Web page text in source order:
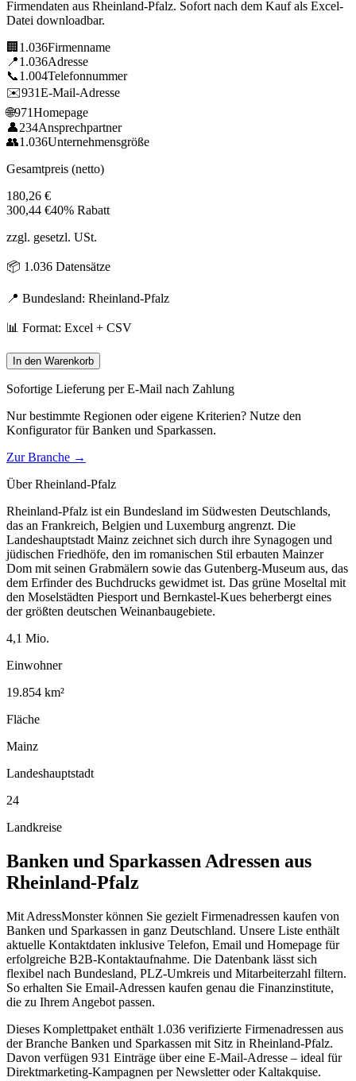
Firmendaten aus Rheinland-Pfalz. Sofort nach dem Kauf als Excel-
Datei downloadbar.
🏢 1.036Firmenname
📍1.036Adresse
📞1.004Telefonnummer
✉️931E-Mail-Adresse
🌐971Homepage
👤234Ansprechpartner
👥1.036Unternehmensgröße
Gesamtpreis (netto)
180,26 €
300,44 €40% Rabatt
zzgl. gesetzl. USt.
📦 1.036 Datensätze
📍 Bundesland: Rheinland-Pfalz
📊 Format: Excel + CSV
In den Warenkorb
Sofortige Lieferung per E-Mail nach Zahlung
Nur bestimmte Regionen oder eigene Kriterien? Nutze den
Konfigurator fürBanken und Sparkassen.
Zur Branche →
ÜberRheinland-Pfalz
Rheinland-Pfalz ist ein Bundesland im Südwesten Deutschlands,
das an Frankreich, Belgien und Luxemburg angrenzt. Die
Landeshauptstadt Mainz zeichnet sich durch ihre Synagogen und
jüdischen Friedhöfe, den im romanischen Stil erbauten Mainzer
Dom mit seinen Grabmälern sowie das Gutenberg-Museum aus, das
dem Erfinder des Buchdrucks gewidmet ist. Das grüne Moseltal mit
den Moselstädten Piesport und Bernkastel-Kues beherbergt eines
der größten deutschen Weinanbaugebiete.
4,1 Mio.
Einwohner
19.854 km²
Fläche
Mainz
Landeshauptstadt
24
Landkreise
Banken und Sparkassen Adressen aus
Rheinland-Pfalz
Mit AdressMonster können Sie gezielt Firmenadressen kaufen von
Banken und Sparkassen in ganz Deutschland. Unsere Liste enthält
aktuelle Kontaktdaten inklusive Telefon, Email und Homepage für
erfolgreiche B2B-Kontaktaufnahme. Die Datenbank lässt sich
flexibel nach Bundesland, PLZ-Umkreis und Mitarbeiterzahl filtern.
So erhalten Sie Email-Adressen kaufen genau die Finanzinstitute,
die zu Ihrem Angebot passen.
Dieses Komplettpaket enthält 1.036 verifizierte Firmenadressen aus
der Branche Banken und Sparkassen mit Sitz in Rheinland-Pfalz.
Davon verfügen 931 Einträge über eine E-Mail-Adresse – ideal für
Direktmarketing-Kampagnen per Newsletter oder Kaltakquise.